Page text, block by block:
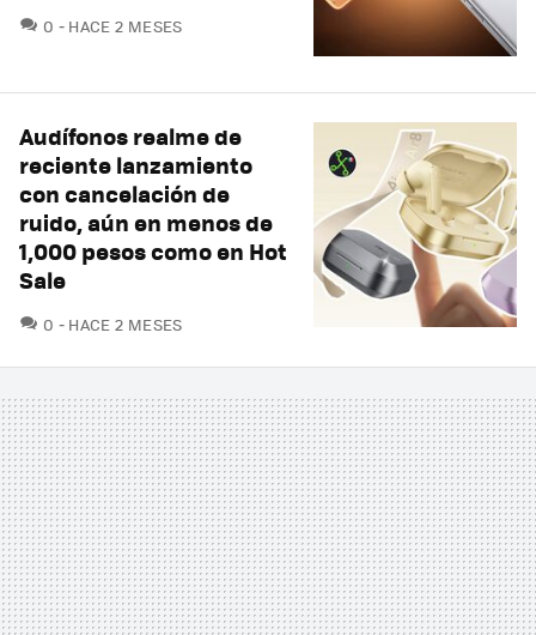
0 COMENTARIOS
HACE 2 MESES
Audífonos realme de
reciente lanzamiento
con cancelación de
ruido, aún en menos de
1,000 pesos como en Hot
Sale
0 COMENTARIOS
HACE 2 MESES